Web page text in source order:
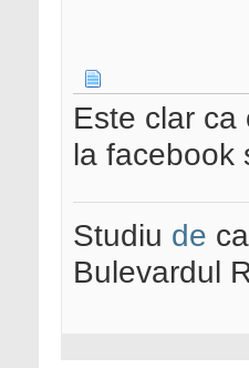
Este clar
la facebook
Studiu de
Bulevardul